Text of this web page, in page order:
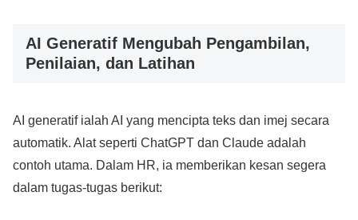
AI Generatif Mengubah Pengambilan,
Penilaian, dan Latihan
AI generatif ialah AI yang mencipta teks dan imej secara
automatik. Alat seperti ChatGPT dan Claude adalah
contoh utama. Dalam HR, ia memberikan kesan segera
dalam tugas-tugas berikut: